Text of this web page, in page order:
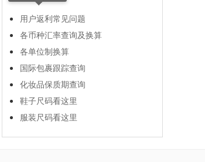
用户返利常见问题
各币种汇率查询及换算
各单位制换算
国际包裹跟踪查询
化妆品保质期查询
鞋子尺码看这里
服装尺码看这里